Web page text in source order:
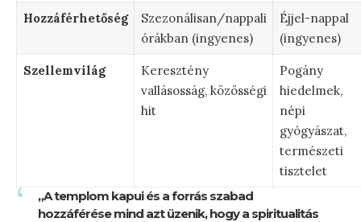
Hozzáférhetőség
Szezonálisan/nappali
órákban (ingyenes)
Éjjel-nappal
(ingyenes)
Szellemvilág
Keresztény
vallásosság, közösségi
hit
Pogány
hiedelmek,
népi
gyógyászat,
természeti
tisztelet
„A templom kapui és a forrás szabad
hozzáférése mind azt üzenik, hogy a spiritualitás